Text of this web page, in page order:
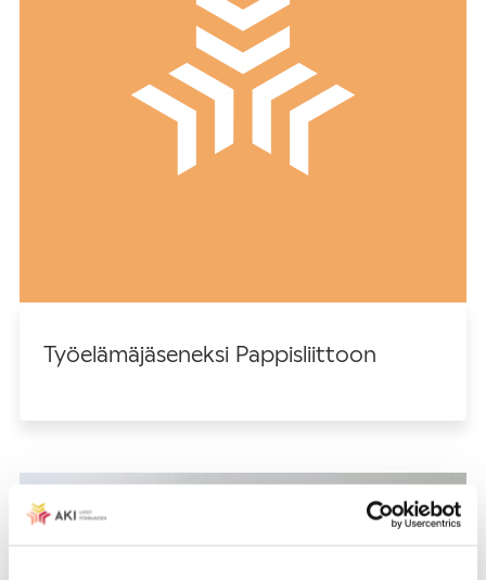
Työelämäjäseneksi Pappisliittoon